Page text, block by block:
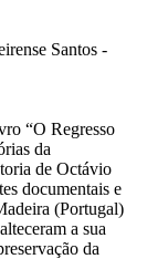
Santos -
“O Regresso
da
de Octávio
documentais e
(Portugal)
a sua
da